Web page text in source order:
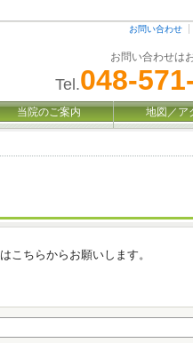
お問い合わせは
Tel.048-
お問い合わせ
当院のご案内 地図／ア
こちらからお願いします。